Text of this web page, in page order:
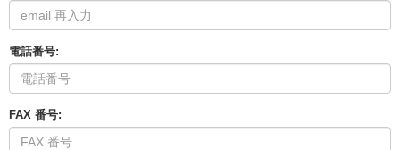
電話番号:
FAX 番号: